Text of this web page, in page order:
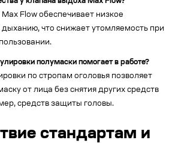
Flow обеспечивает низкое
дыханию, что снижает утомляемость при
полумаски помогает в работе?
по стропам оголовья позволяет
от лица без снятия других средств
средств защиты головы.
стандартам и